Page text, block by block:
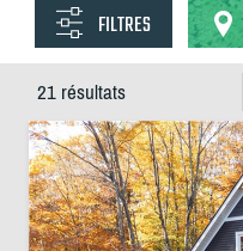
FILTRES
21 résultats